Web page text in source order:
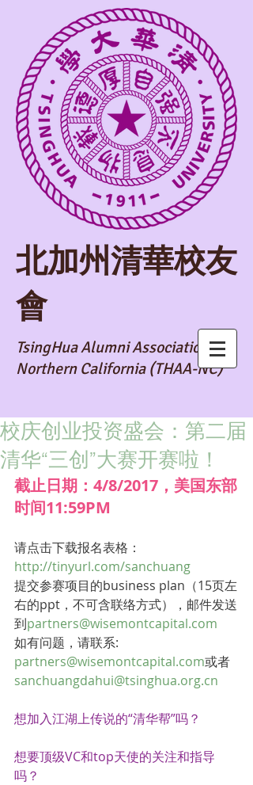
​北加州清華校友
會
TsingHua Alumni Association of
Northern California (THAA-NC)
校庆创业投资盛会：第二届
清华“三创”大赛开赛啦！
截止日期：4/8/2017，美国东部
时间11:59PM
请点击下载报名表格：
http://tinyurl.com/sanchuang
提交参赛项目的business plan（15页左
右的ppt，不可含联络方式），邮件发送
到partners@wisemontcapital.com
如有问题，请联系:
partners@wisemontcapital.com或者
sanchuangdahui@tsinghua.org.cn
想加入江湖上传说的“清华帮”吗？
想要顶级VC和top天使的关注和指导
吗？